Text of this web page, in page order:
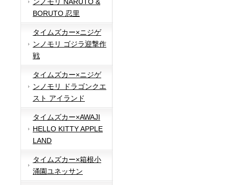
ンノモリ NARUTO &
BORUTO 忍里
タイムズカー×ニジゲ
ンノモリ ゴジラ迎撃作
戦
タイムズカー×ニジゲ
ンノモリ ドラゴンクエ
スト アイランド
タイムズカー×AWAJI
HELLO KITTY APPLE
LAND
タイムズカー×箱根小
涌園ユネッサン